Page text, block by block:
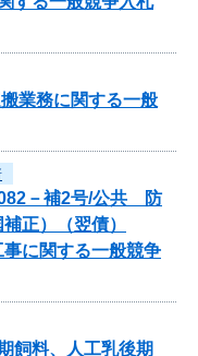
業務に関する一般
082－補2号/公共 防
正）（翌債）
事に関する一般競争
飼料、人工乳後期